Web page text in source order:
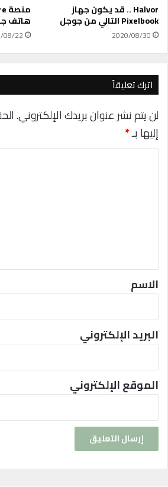
ت
أ
س
ل
م
ن
ذ
ي
ق
ب
ل
Halvor .. قد يكون جهاز
Pixelbook التالي من جوجل
2020/08/30
هاتف
08/22
اترك تعليقاً
لن يتم نشر عنوان بريدك الإلكتروني.
إليها بـ*
*
الاسم
البريد الإلكتروني
الموقع الإلكتروني